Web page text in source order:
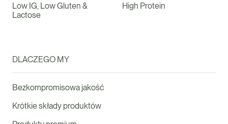
Low IG, Low Gluten &
Lactose
High Protein
DLACZEGO MY
Bezkompromisowa jakość
Krótkie składy produktów